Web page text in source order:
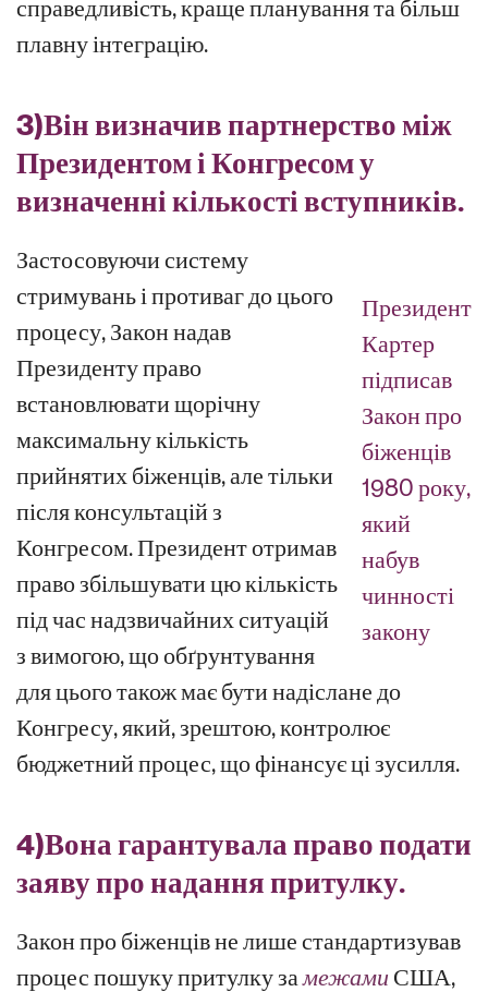
справедливість, краще планування та більш
плавну інтеграцію.
3)Він визначив партнерство між
Президентом і Конгресом у
визначенні кількості вступників.
Президент
Картер
підписав
Закон про
біженців
1980 року,
який
набув
чинності
закону
Застосовуючи систему
стримувань і противаг до цього
процесу, Закон надав
Президенту право
встановлювати щорічну
максимальну кількість
прийнятих біженців, але тільки
після консультацій з
Конгресом. Президент отримав
право збільшувати цю кількість
під час надзвичайних ситуацій
з вимогою, що обґрунтування
для цього також має бути надіслане до
Конгресу, який, зрештою, контролює
бюджетний процес, що фінансує ці зусилля.
4)Вона гарантувала право подати
заяву про надання притулку.
Закон про біженців не лише стандартизував
процес пошуку притулку замежами США,